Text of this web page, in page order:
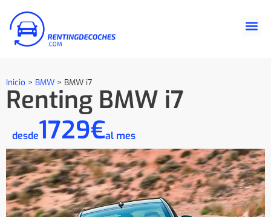
Inicio > BMW > BMW i7
Renting BMW i7
desde1729€al mes